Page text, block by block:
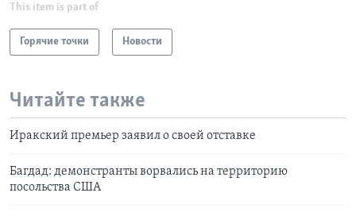
This item is part of
Горячие точки Новости
Читайте также
Иракский премьер заявил о своей отставке
Багдад: демонстранты ворвались на территорию
посольства США